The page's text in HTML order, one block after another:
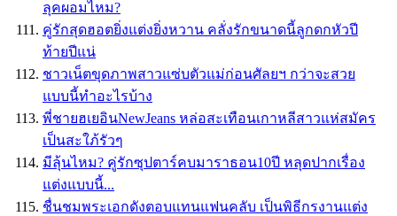
ลุคผอมไหม?
คู่รักสุดฮอตยิ่งแต่งยิ่งหวาน คลั่งรักขนาดนี้ลูกดกหัวปี
ท้ายปีแน่
ชาวเน็ตขุดภาพสาวแซ่บตัวแม่ก่อนศัลยฯ กว่าจะสวย
แบบนี้ทำอะไรบ้าง
พี่ชายฮเยอินNewJeans หล่อสะเทือนเกาหลีสาวแห่สมัคร
เป็นสะใภ้รัวๆ
มีลุ้นไหม? คู่รักซุปตาร์คบมาราธอน10ปี หลุดปากเรื่อง
แต่งแบบนี้...
ชื่นชมพระเอกดังตอบแทนแฟนคลับ เป็นพิธีกรงานแต่ง